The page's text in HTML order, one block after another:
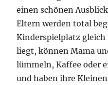
einen schönen
Eltern werden total
Kinderspielplatz gleich
liegt, können Mama
lümmeln, Kaffee oder
und haben ihre